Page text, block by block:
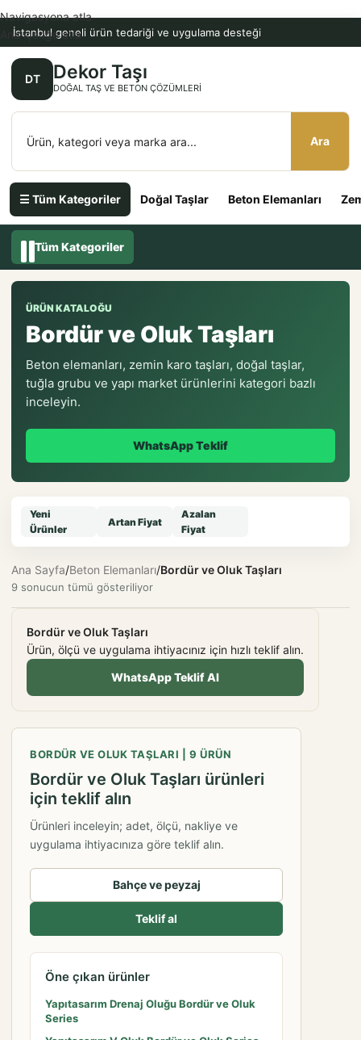
İstanbul geneli ürün tedariği ve uygulama desteği
DT Dekor Taşı
DOĞAL TAŞ VE BETON ÇÖZÜMLERI
Ara
☰ Tüm Kategoriler Doğal Taşlar Beton Elemanları
Navigasyona atla
Ana içeriğe atla
Tüm Kategoriler
ÜRÜN KATALOĞU
Bordür ve Oluk Taşları
Beton elemanları, zemin karo taşları, doğal taşlar,
tuğla grubu ve yapı market ürünlerini kategori bazlı
inceleyin.
WhatsApp Teklif
Yeni
Ürünler
Artan Fiyat
Azalan
Fiyat
Ana Sayfa/Beton Elemanları/Bordür ve Oluk Taşları
9 sonucun tümü gösteriliyor
Bordür ve Oluk Taşları
Ürün, ölçü ve uygulama ihtiyacınız için hızlı teklif alın.
WhatsApp Teklif Al
BORDÜR VE OLUK TAŞLARI | 9 ÜRÜN
Bordür ve Oluk Taşları ürünleri
için teklif alın
Ürünleri inceleyin; adet, ölçü, nakliye ve
uygulama ihtiyacınıza göre teklif alın.
Bahçe ve peyzaj
Teklif al
Öne çıkan ürünler
Yapıtasarım Drenaj Oluğu Bordür ve Oluk
Series